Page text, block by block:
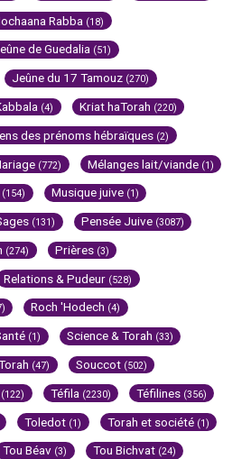
Rabba (18)
de Guedalia (51)
Jeûne du 17 Tamouz (270)
(4) Kriat haTorah (220)
des prénoms hébraïques (2)
(772) Mélanges lait/viande (1)
(154) Musique juive (1)
(131) Pensée Juive (3087)
(274) Prières (3)
Relations & Pudeur (528)
Roch 'Hodech (4)
(1) Science & Torah (33)
(47) Souccot (502)
(122) Téfila (2230) Téfilines (356)
Toledot (1) Torah et société (1)
Tou Béav (3) Tou Bichvat (24)